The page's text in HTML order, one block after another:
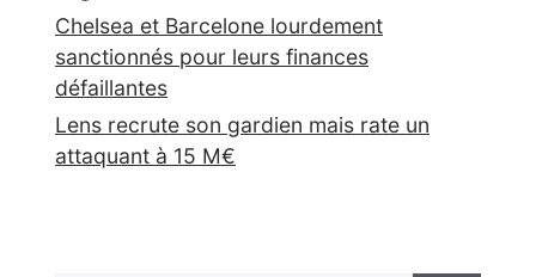
Chelsea et Barcelone lourdement
sanctionnés pour leurs finances
défaillantes
Lens recrute son gardien mais rate un
attaquant à 15 M€